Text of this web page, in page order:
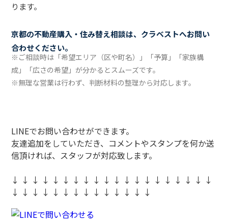
ります。
京都の不動産購入・住み替え相談は、クラベストへお問い
合わせください。
※ご相談時は「希望エリア（区や町名）」「予算」「家族構
成」「広さの希望」が分かるとスムーズです。
※無理な営業は行わず、判断材料の整理から対応します。
LINEでお問い合わせができます。
友達追加をしていただき、コメントやスタンプを何か送
信頂ければ、スタッフが対応致します。
↓ ↓ ↓ ↓ ↓ ↓ ↓ ↓ ↓ ↓ ↓ ↓ ↓ ↓ ↓ ↓ ↓ ↓ ↓ ↓
↓ ↓ ↓ ↓ ↓ ↓ ↓ ↓ ↓ ↓ ↓ ↓ ↓ ↓